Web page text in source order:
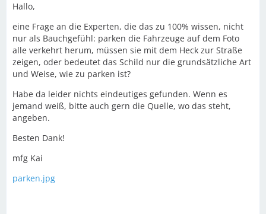
Hallo,
eine Frage an die Experten, die das zu 100% wissen, nicht
nur als Bauchgefühl: parken die Fahrzeuge auf dem Foto
alle verkehrt herum, müssen sie mit dem Heck zur Straße
zeigen, oder bedeutet das Schild nur die grundsätzliche Art
und Weise, wie zu parken ist?
Habe da leider nichts eindeutiges gefunden. Wenn es
jemand weiß, bitte auch gern die Quelle, wo das steht,
angeben.
Besten Dank!
mfg Kai
parken.jpg